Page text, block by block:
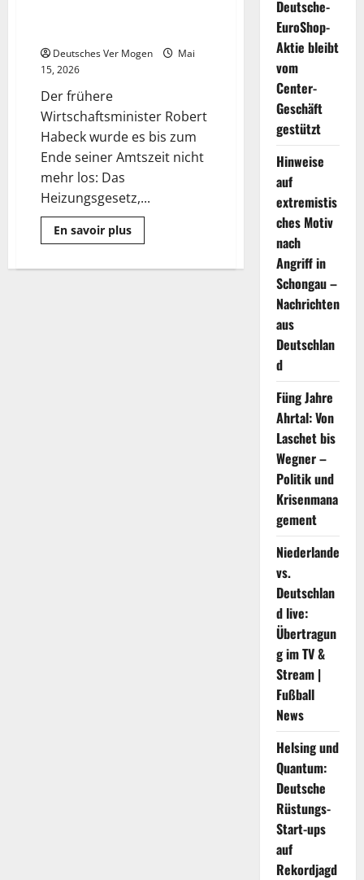
Deutsches Ver Mogen
Mai
15, 2026
Der frühere
Wirtschaftsminister Robert
Habeck wurde es bis zum
Ende seiner Amtszeit nicht
mehr los: Das
Heizungsgesetz,...
En savoir plusMehr
Informationen
Regeln
Deutsche-
EuroShop-
Aktie bleibt
vom
Center-
Geschäft
gestützt
Hinweise
auf
extremistis
ches Motiv
nach
Angriff in
Schongau –
Nachrichten
aus
Deutschlan
d
Füng Jahre
Ahrtal: Von
Laschet bis
Wegner –
Politik und
Krisenmana
gement
Niederlande
vs.
Deutschlan
d live:
Übertragun
g im TV &
Stream |
Fußball
News
Helsing und
Quantum:
Deutsche
Rüstungs-
Start-ups
auf
Rekordjagd